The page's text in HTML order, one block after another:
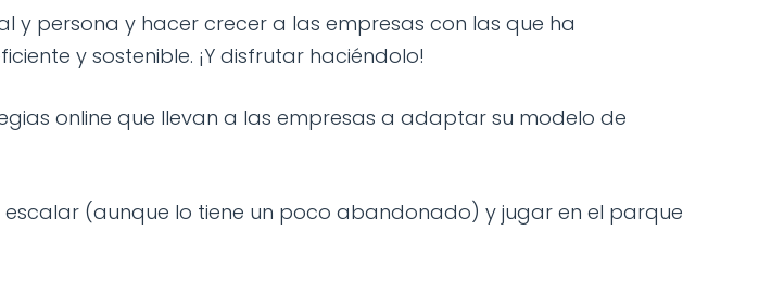
y persona y hacer crecer a las empresas con las que ha
y sostenible. ¡Y disfrutar haciéndolo!
online que llevan a las empresas a adaptar su modelo de
(aunque lo tiene un poco abandonado) y jugar en el parque